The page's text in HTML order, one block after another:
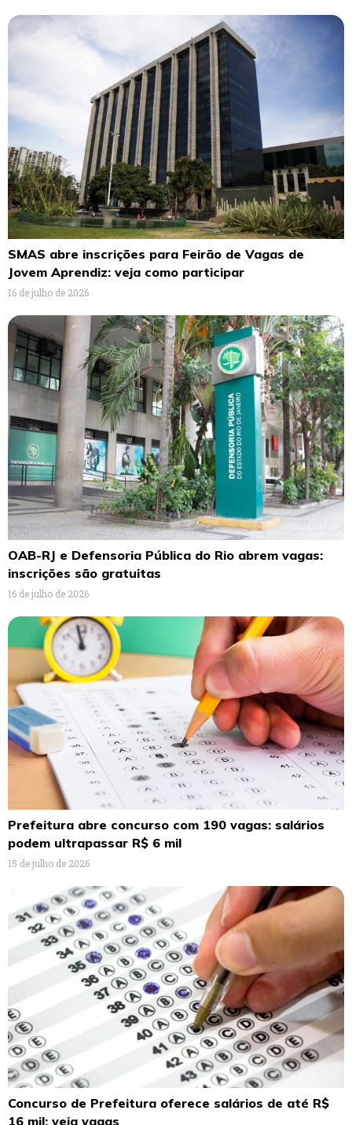
SMAS abre inscrições para Feirão de Vagas de
Jovem Aprendiz: veja como participar
16 de julho de 2026
OAB-RJ e Defensoria Pública do Rio abrem vagas:
inscrições são gratuitas
16 de julho de 2026
Prefeitura abre concurso com 190 vagas: salários
podem ultrapassar R$ 6 mil
15 de julho de 2026
Concurso de Prefeitura oferece salários de até R$
16 mil; veja vagas